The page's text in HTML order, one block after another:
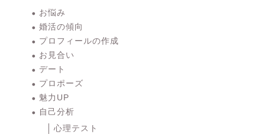
お悩み
婚活の傾向
プロフィールの作成
お見合い
デート
プロポーズ
魅力UP
自己分析
心理テスト